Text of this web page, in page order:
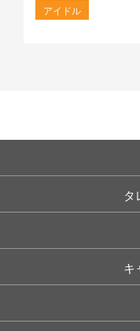
アイドル
タ
キ